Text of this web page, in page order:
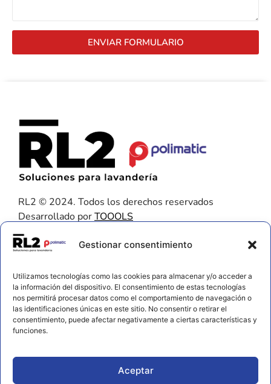
Gestionar consentimiento
Utilizamos tecnologías como las cookies para almacenar y/o acceder a
la información del dispositivo. El consentimiento de estas tecnologías
nos permitirá procesar datos como el comportamiento de navegación o
las identificaciones únicas en este sitio. No consentir o retirar el
consentimiento, puede afectar negativamente a ciertas características y
funciones.
Aceptar
ENVIAR FORMULARIO
RL2 © 2024. Todos los derechos reservados
Desarrollado porTOOOLS
Contacto
672 202 722
info@rl2.eu
Información
Aviso legal y privacidad